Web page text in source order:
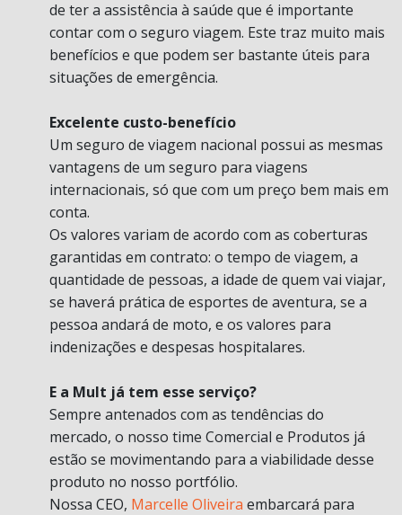
de ter a assistência à saúde que é importante
contar com o seguro viagem. Este traz muito mais
benefícios e que podem ser bastante úteis para
situações de emergência.
Excelente custo-benefício
Um seguro de viagem nacional possui as mesmas
vantagens de um seguro para viagens
internacionais, só que com um preço bem mais em
conta.
Os valores variam de acordo com as coberturas
garantidas em contrato: o tempo de viagem, a
quantidade de pessoas, a idade de quem vai viajar,
se haverá prática de esportes de aventura, se a
pessoa andará de moto, e os valores para
indenizações e despesas hospitalares.
E a Mult já tem esse serviço?
Sempre antenados com as tendências do
mercado, o nosso time Comercial e Produtos já
estão se movimentando para a viabilidade desse
produto no nosso portfólio.
Nossa CEO, Marcelle Oliveira embarcará para